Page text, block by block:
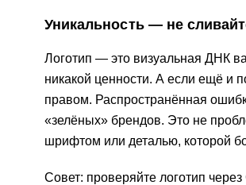
Уникальность — не
Логотип — это визуальная ДНК
никакой ценности. А если ещё и
правом. Распространённая
«зелёных» брендов. Это не
шрифтом или деталью, которой
Совет: проверяйте логотип